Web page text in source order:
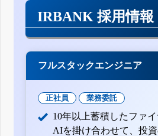
IRBANK 採用情報
フルスタックエンジニア
正社員 業務委託
10年以上蓄積したファ
AIを掛け合わせて、投